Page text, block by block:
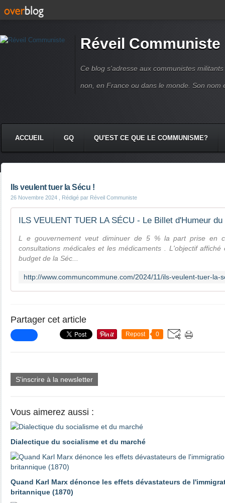
Réveil Communiste
Ce blog s'adresse aux communistes
non, en France ou dans le monde. Son nom
ACCUEIL GQ QU'EST CE QUE LE COMMUNISME?
Ils veulent tuer la Sécu !
26 Novembre 2024 , Rédigé par Réveil Communiste
L e gouvernement veut diminuer de 5 % la part prise en
consultations médicales et les médicaments . L'objectif
budget de la Séc...
Partager cet article
Repost 0
S'inscrire à la newsletter
Vous aimerez aussi :
Dialectique du socialisme et du marché
Quand Karl Marx dénonce les effets dévastateurs de
britannique (1870)